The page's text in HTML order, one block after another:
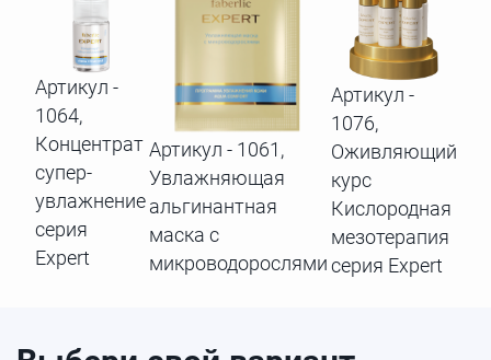
Артикул -
1064,
Концентрат
супер-
увлажнение
серия
Expert
Артикул - 1061,
Увлажняющая
альгинантная
маска с
микроводорослями
Артикул -
1076,
Оживляющий
курс
Кислородная
мезотерапия
серия Expert